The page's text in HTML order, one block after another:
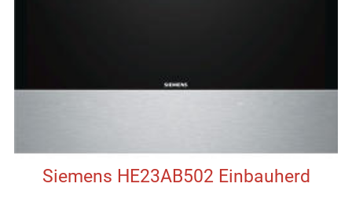
Siemens HE23AB502 Einbauherd